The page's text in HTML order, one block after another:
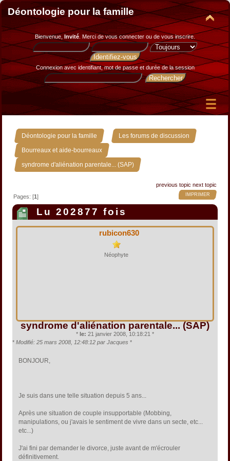
Déontologie pour la famille
Bienvenue, Invité. Merci devous connecter ou de vous inscrire.
Connexion avec identifiant, mot de passe et durée de la session
Déontologie pour la famille » Les forums de discussion »
Bourreaux et aide-bourreaux »
syndrome d'aliénation parentale... (SAP)
previous topic next topic
IMPRIMER
Pages: [1]
Lu 202877 fois
rubicon630
Néophyte
syndrome d'aliénation parentale... (SAP)
* le: 21 janvier 2008, 10:18:21 *
* Modifié: 25 mars 2008, 12:48:12 par Jacques *
BONJOUR,
Je suis dans une telle situation depuis 5 ans...
Après une situation de couple insupportable (Mobbing,
manipulations, ou j'avais le sentiment de vivre dans un secte, etc...
etc...)
J'ai fini par demander le divorce, juste avant de m'écrouler
définitivement.